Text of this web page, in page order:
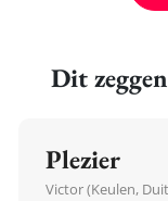
Dit
Plezier
Victor (Keulen,